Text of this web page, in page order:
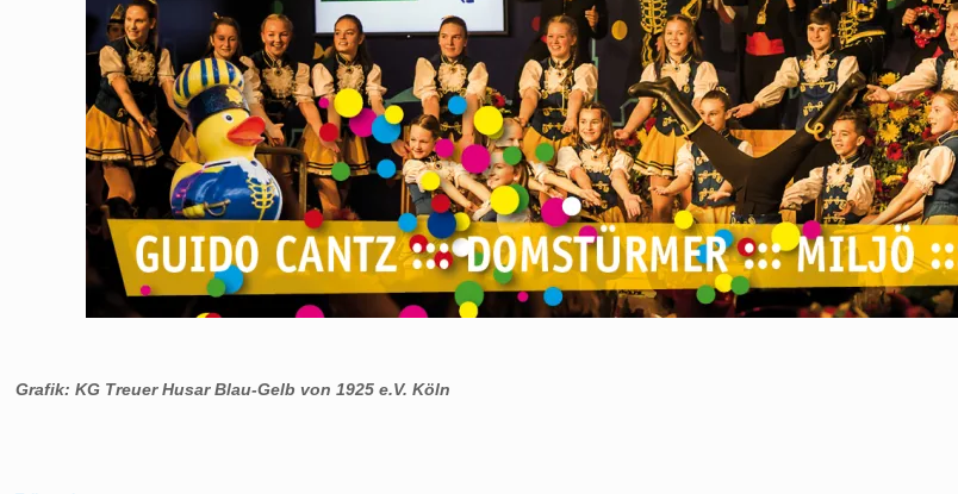
Grafik: KG Treuer Husar Blau-Gelb von 1925 e.V. Köln